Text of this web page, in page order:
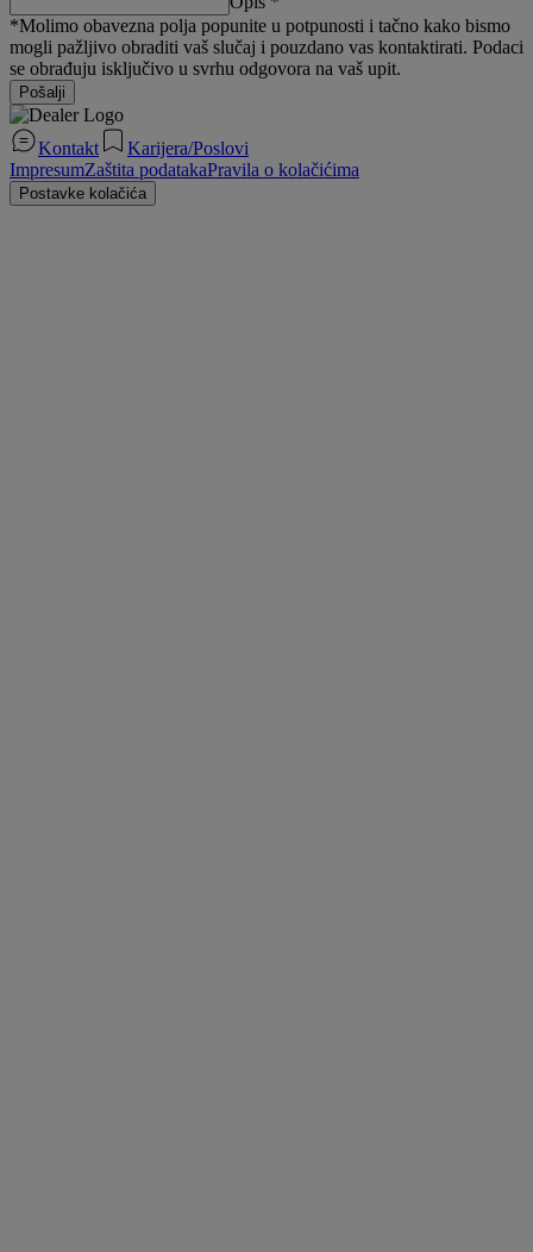
*Molimo obavezna polja popunite u potpunosti i tačno kako bismo
mogli pažljivo obraditi vaš slučaj i pouzdano vas kontaktirati. Podaci
se obrađuju isključivo u svrhu odgovora na vaš upit.
Pošalji
Kontakt
Karijera/Poslovi
ImpresumZaštita podatakaPravila o kolačićima
Postavke kolačića